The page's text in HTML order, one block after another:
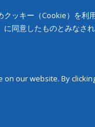
ッキー（Cookie）を
同意したものとみなさ
our website. By